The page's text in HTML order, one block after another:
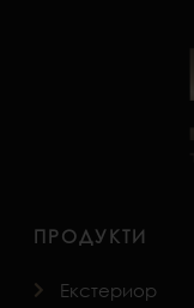
ПРОДУКТИ
Екстериор